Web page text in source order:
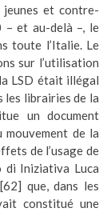
jeunes et contre-
et au-delà –, le
toute l’Italie. Le
sur l’utilisation
LSD était illégal
les librairies de la
un document
de la
de l’usage de
di Iniziativa Luca
[62] que, dans les
constitué une